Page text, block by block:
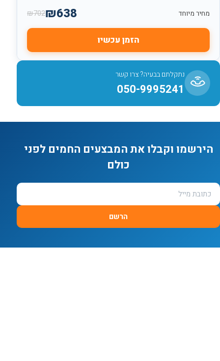
מחיר מיוחד ₪638
₪702
הזמן עכשיו
נתקלתם בבעיה? צרו קשר
050-9995241
הירשמו וקבלו את המבצעים החמים לפני
כולם
הרשם